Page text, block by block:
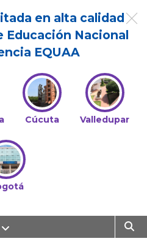
en alta calidad
Nacional
EQUAA
Cúcuta Valledupar